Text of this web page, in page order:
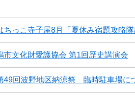
ちっこ寺子屋8月「夏休み宿題攻略隊
市文化財愛護協会 第1回歴史講演会
49回波野地区納涼祭 臨時駐車場に